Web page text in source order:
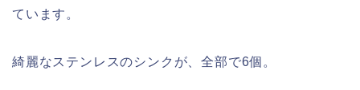
ています。
綺麗なステンレスのシンクが、全部で6個。